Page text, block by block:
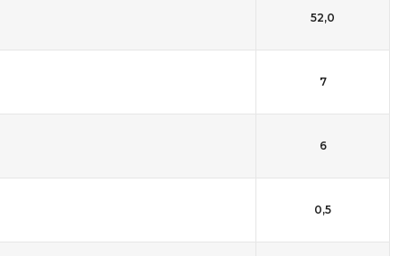
52,0
7
6
0,5